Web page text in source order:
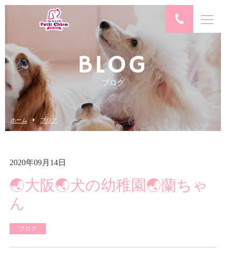
BLOG
ブログ
ホーム ブログ
2020年09月14日
🌏大阪🌏犬の幼稚園🌏蘭ちゃ
ん
ブログ